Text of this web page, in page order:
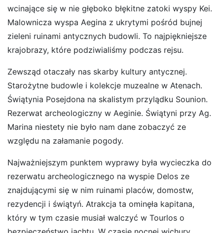
wcinające się w nie głęboko błękitne zatoki wyspy Kei.
Malownicza wyspa Aegina z ukrytymi pośród bujnej
zieleni ruinami antycznych budowli. To najpiękniejsze
krajobrazy, które podziwialiśmy podczas rejsu.
Zewsząd otaczały nas skarby kultury antycznej.
Starożytne budowle i kolekcje muzealne w Atenach.
Świątynia Posejdona na skalistym przylądku Sounion.
Rezerwat archeologiczny w Aeginie. Świątyni przy Ag.
Marina niestety nie było nam dane zobaczyć ze
względu na załamanie pogody.
Najważniejszym punktem wyprawy była wycieczka do
rezerwatu archeologicznego na wyspie Delos ze
znajdującymi się w nim ruinami placów, domostw,
rezydencji i świątyń. Atrakcja ta ominęła kapitana,
który w tym czasie musiał walczyć w Tourlos o